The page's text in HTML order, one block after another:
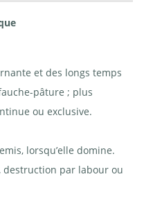
et des longs temps
pâture ; plus
ou exclusive.
lorsqu’elle domine.
destruction par labour ou